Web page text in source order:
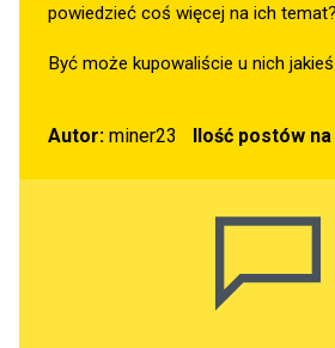
powiedzieć coś więcej na ich temat?
Być może kupowaliście u nich
Autor: miner23 Ilość postów